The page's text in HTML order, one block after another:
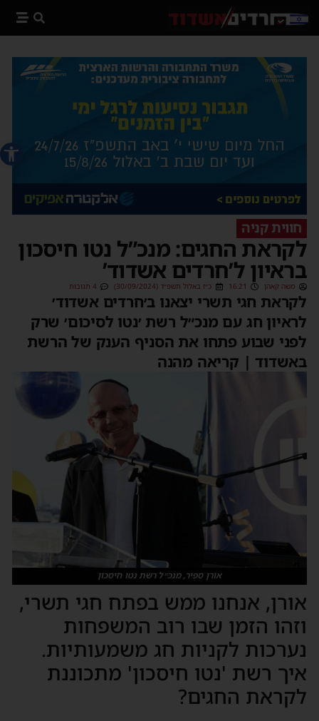
פתח
חווית קניה
לקראת החגים: מנכ”ל נטו חיסכון
בראיון ל’חרדים אשדוד’
משה קאהן 16:21 כ״ז באלול תשפ״ד (30/09/2024) 4 תגובות
לקראת חגי תשרי יצאנו ב׳חרדים אשדוד׳
לראיון חג עם מנכ״ל רשת ׳נטו לסיכום׳ שרק
לפני שבוע פתחו את הסניף הענק של הרשת
באשדוד | קריאה מהנה
אורן ספיר, מנכ״ל רשת נטו חיסכון
אורן, אנחנו ממש בפתח חגי תשרי,
וזהו הזמן שבו רוב המשפחות
נערכות לקניות חג משמעותיות.
איך רשת 'נטו חיסכון' מתכוננת
לקראת החגים?